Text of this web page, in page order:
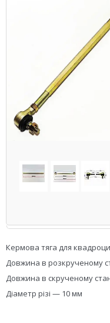
Кермова тяга для
Довжина в розкрученому
Довжина в скрученому
Діаметр різі — 10 мм